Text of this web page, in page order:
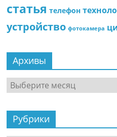
статья телефон
устройство фотокамера
Архивы
Архивы
Рубрики